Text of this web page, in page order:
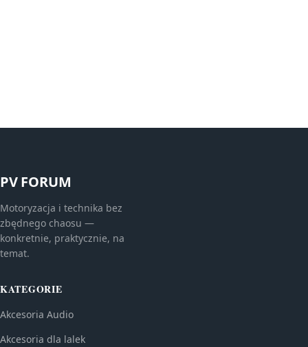
PV FORUM
Motoryzacja i technika bez
zbędnego chaosu —
konkretnie, praktycznie, na
temat.
KATEGORIE
Akcesoria Audio
Akcesoria dla lalek